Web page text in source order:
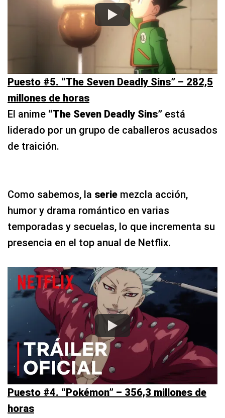
Puesto #5. “The Seven Deadly Sins” – 282,5
millones de horas
El anime “The Seven Deadly Sins” está
liderado por un grupo de caballeros acusados
de traición.
Como sabemos, la serie mezcla acción,
humor y drama romántico en varias
temporadas y secuelas, lo que incrementa su
presencia en el top anual de Netflix.
Puesto #4. “Pokémon” – 356,3 millones de
horas